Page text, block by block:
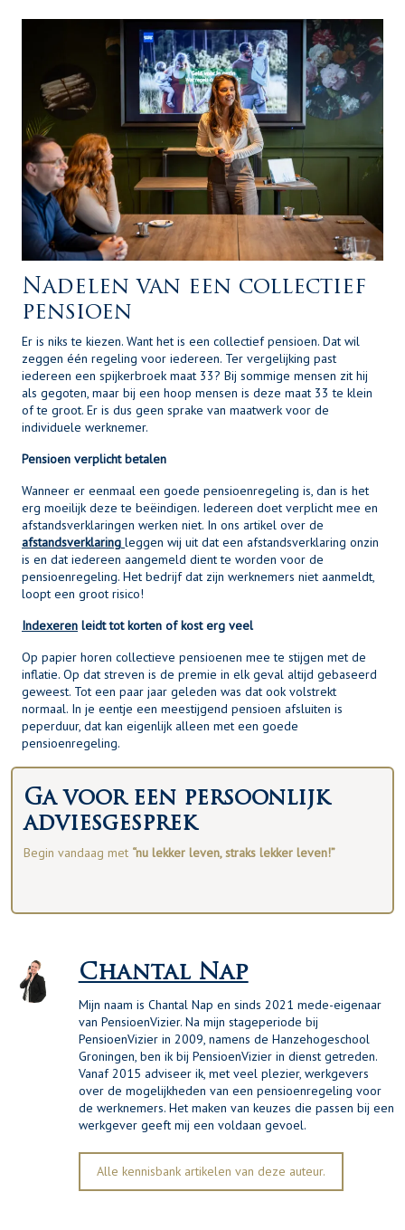
Nadelen van een collectief
pensioen
Er is niks te kiezen. Want het is een collectief pensioen. Dat wil
zeggen één regeling voor iedereen. Ter vergelijking past
iedereen een spijkerbroek maat 33? Bij sommige mensen zit hij
als gegoten, maar bij een hoop mensen is deze maat 33 te klein
of te groot. Er is dus geen sprake van maatwerk voor de
individuele werknemer.
Pensioen verplicht betalen
Wanneer er eenmaal een goede pensioenregeling is, dan is het
erg moeilijk deze te beëindigen. Iedereen doet verplicht mee en
afstandsverklaringen werken niet. In ons artikel over de
afstandsverklaring leggen wij uit dat een afstandsverklaring onzin
is en dat iedereen aangemeld dient te worden voor de
pensioenregeling. Het bedrijf dat zijn werknemers niet aanmeldt,
loopt een groot risico!
Indexeren leidt tot korten of kost erg veel
Op papier horen collectieve pensioenen mee te stijgen met de
inflatie. Op dat streven is de premie in elk geval altijd gebaseerd
geweest. Tot een paar jaar geleden was dat ook volstrekt
normaal. In je eentje een meestijgend pensioen afsluiten is
peperduur, dat kan eigenlijk alleen met een goede
pensioenregeling.
Ga voor een persoonlijk
adviesgesprek
Begin vandaag met “nu lekker leven, straks lekker leven!”
Chantal Nap
Mijn naam is Chantal Nap en sinds 2021 mede-eigenaar
van PensioenVizier. Na mijn stageperiode bij
PensioenVizier in 2009, namens de Hanzehogeschool
Groningen, ben ik bij PensioenVizier in dienst getreden.
Vanaf 2015 adviseer ik, met veel plezier, werkgevers
over de mogelijkheden van een pensioenregeling voor
de werknemers. Het maken van keuzes die passen bij een
werkgever geeft mij een voldaan gevoel.
Alle kennisbank artikelen van deze auteur.